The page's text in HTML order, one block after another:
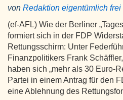
von Redaktion eigentümlich frei
(ef-AFL) Wie der Berliner
formiert sich in der FDP
Rettungsschirm: Unter
Finanzpolitikers Frank
haben sich „mehr als 30 Euro-
Partei in einem Antrag für den
eine Ablehnung des